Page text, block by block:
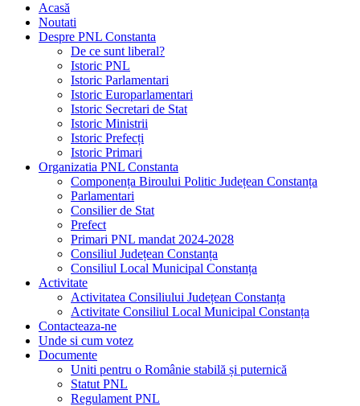
Acasă
Noutati
Despre PNL Constanta
De ce sunt liberal?
Istoric PNL
Istoric Parlamentari
Istoric Europarlamentari
Istoric Secretari de Stat
Istoric Ministrii
Istoric Prefecți
Istoric Primari
Organizatia PNL Constanta
Componența Biroului Politic Județean Constanța
Parlamentari
Consilier de Stat
Prefect
Primari PNL mandat 2024-2028
Consiliul Județean Constanța
Consiliul Local Municipal Constanța
Activitate
Activitatea Consiliului Județean Constanța
Activitate Consiliul Local Municipal Constanța
Contacteaza-ne
Unde si cum votez
Documente
Uniti pentru o Românie stabilă și puternică
Statut PNL
Regulament PNL